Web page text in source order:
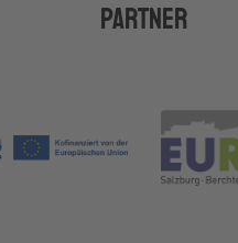
Partner